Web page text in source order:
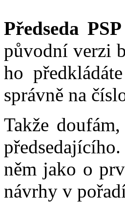
Předseda
původní verzi
ho
správně na
Takže
něm jako o
návrhy v